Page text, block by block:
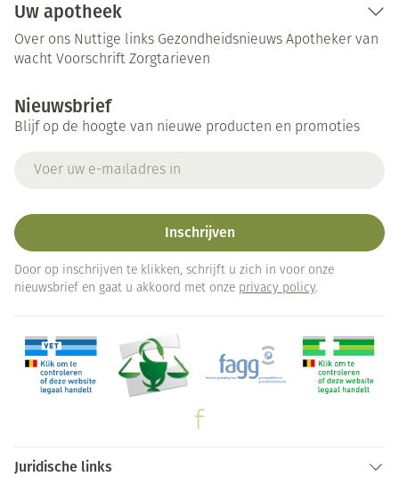
Uw apotheek
Over ons Nuttige links Gezondheidsnieuws Apotheker van
wacht Voorschrift Zorgtarieven
Nieuwsbrief
Blijf op de hoogte van nieuwe producten en promoties
Inschrijven
Door op inschrijven te klikken, schrijft u zich in voor onze
nieuwsbrief en gaat u akkoord met onze privacy policy.
Juridische links